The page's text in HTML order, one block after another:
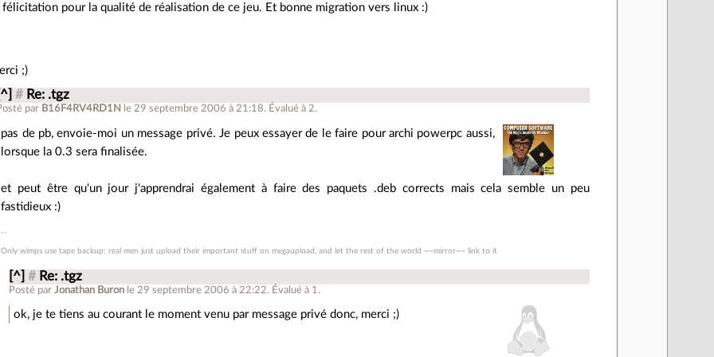
félicitation pour la qualité de réalisation de ce jeu. Et bonne migration vers linux :)
;)
# Re: .tgz
par B16F4RV4RD1N le 29 septembre 2006 à 21:18. Évalué à 2.
pas de pb, envoie-moi un message privé. Je peux essayer de le faire pour archi powerpc aussi,
lorsque la 0.3 sera finalisée.
et peut être qu'un jour j'apprendrai également à faire des paquets .deb corrects mais cela semble un peu
fastidieux :)
Only wimps use tape backup: real men just upload their important stuff on megaupload, and let the rest of the world ~~mirror~~ link to it
[^] # Re: .tgz
Posté parJonathan Buron le 29 septembre 2006 à 22:22. Évalué à 1 .
ok, je te tiens au courant le moment venu par message privé donc, merci ;)